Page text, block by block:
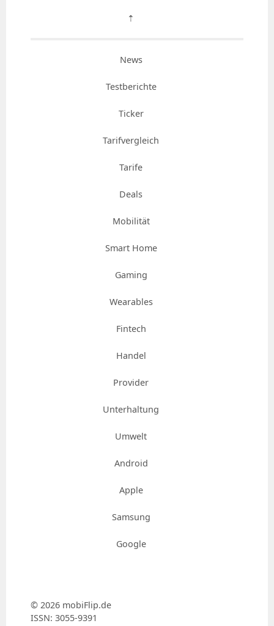
⇡
News
Testberichte
Ticker
Tarifvergleich
Tarife
Deals
Mobilität
Smart Home
Gaming
Wearables
Fintech
Handel
Provider
Unterhaltung
Umwelt
Android
Apple
Samsung
Google
© 2026 mobiFlip.de
ISSN: 3055-9391